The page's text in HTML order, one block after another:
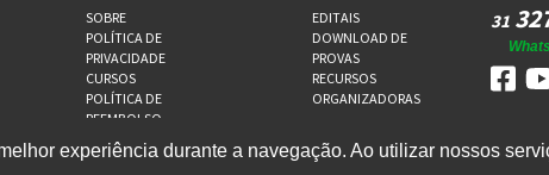
experiência durante a navegação. Ao utilizar nossos
SOBRE
POLÍTICA DE
PRIVACIDADE
CURSOS
POLÍTICA DE
REEMBOLSO
FALE CONOSCO
EDITAIS
DOWNLOAD DE
PROVAS
RECURSOS
ORGANIZADORAS
31